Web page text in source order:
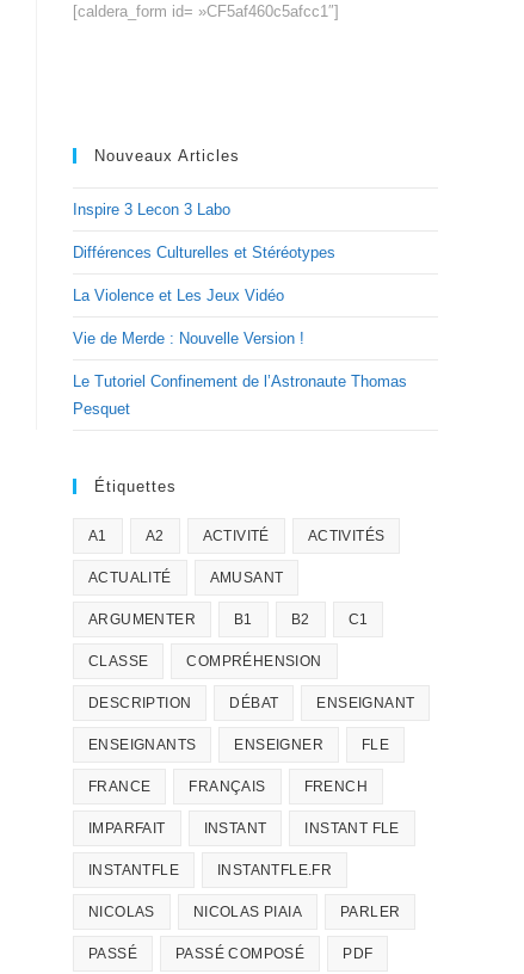
[caldera_form id= »CF5af460c5afcc1″]
Nouveaux Articles
Inspire 3 Lecon 3 Labo
Différences Culturelles et Stéréotypes
La Violence et Les Jeux Vidéo
Vie de Merde : Nouvelle Version !
Le Tutoriel Confinement de l’Astronaute Thomas
Pesquet
Étiquettes
A1 A2 ACTIVITÉ ACTIVITÉS
ACTUALITÉ AMUSANT
ARGUMENTER B1 B2 C1
CLASSE COMPRÉHENSION
DESCRIPTION DÉBAT ENSEIGNANT
ENSEIGNANTS ENSEIGNER FLE
FRANCE FRANÇAIS FRENCH
IMPARFAIT INSTANT INSTANT FLE
INSTANTFLE INSTANTFLE.FR
NICOLAS NICOLAS PIAIA PARLER
PASSÉ PASSÉ COMPOSÉ PDF